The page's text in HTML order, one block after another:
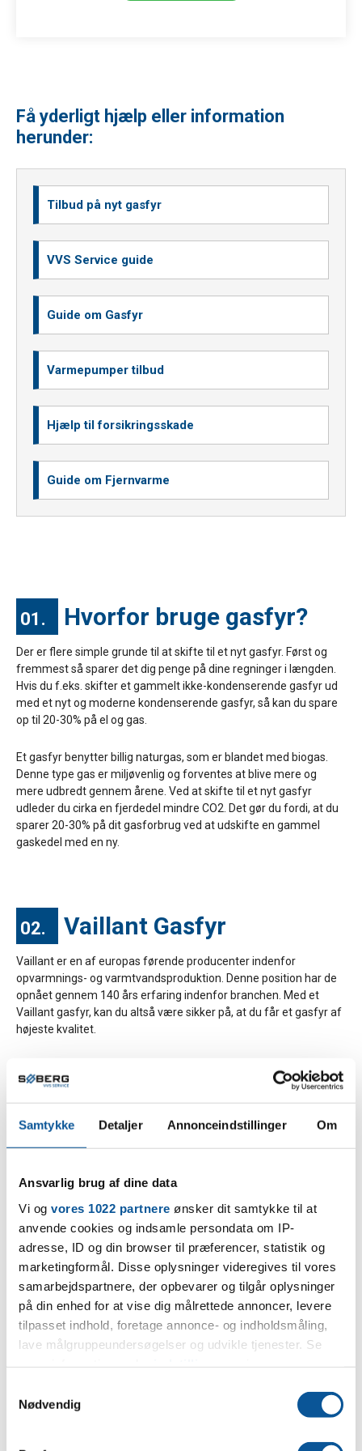
Samtykke Detaljer Annonceindstillinger Om
Ansvarlig brug af dine data
Vi og vores 1022 partnere ønsker dit samtykke til at
anvende cookies og indsamle persondata om IP-
adresse, ID og din browser til præferencer, statistik og
marketingformål. Disse oplysninger videregives til vores
samarbejdspartnere, der opbevarer og tilgår oplysninger
på din enhed for at vise dig målrettede annoncer, levere
tilpasset indhold, foretage annonce- og indholdsmåling,
lave målgruppeundersøgelser og udvikle tjenester. Se
tilbage eller ændre indstillinger fra vores
"Cookiedeklaration", eller ved at trykke på "Privacy
Nødvendig
Få yderligt hjælp eller information
herunder:
Tilbud på nyt gasfyr
VVS Service guide
Guide om Gasfyr
Varmepumper tilbud
Hjælp til forsikringsskade
Guide om Fjernvarme
01. Hvorfor bruge gasfyr?
Der er flere simple grunde til at skifte til et nyt gasfyr. Først og
fremmest så sparer det dig penge på dine regninger i længden.
Hvis du f.eks. skifter et gammelt ikke-kondenserende gasfyr ud
med et nyt og moderne kondenserende gasfyr, så kan du spare
op til 20-30% på el og gas.
Et gasfyr benytter billig naturgas, som er blandet med biogas.
Denne type gas er miljøvenlig og forventes at blive mere og
mere udbredt gennem årene. Ved at skifte til et nyt gasfyr
udleder du cirka en fjerdedel mindre CO2. Det gør du fordi, at du
sparer 20-30% på dit gasforbrug ved at udskifte en gammel
gaskedel med en ny.
02. Vaillant Gasfyr
Vaillant er en af europas førende producenter indenfor
opvarmnings- og varmtvandsproduktion. Denne position har de
opnået gennem 140 års erfaring indenfor branchen. Med et
Vaillant gasfyr, kan du altså være sikker på, at du får et gasfyr af
højeste kvalitet.
forbedrer kvaliteten på deres produkter. Dermed leverer Vaillant
miljøbevidste og innovative varmeløsninger, som er af den
højeste tyske kvalitet.
gasfyr til nogle af de mest attraktive på markedet.
Se vores tilbud på Vaillant